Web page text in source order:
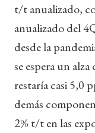
t/t anualizado,
anualizado del
desde la
se espera un
restaría casi 5,0
demás
2% t/t en las